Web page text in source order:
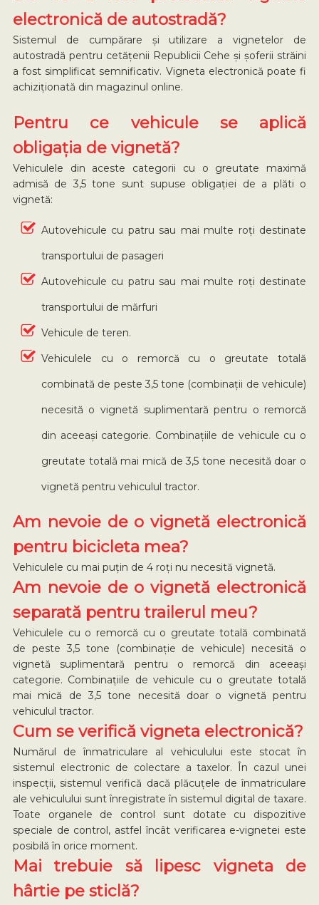
electronică de autostradă?
Sistemul de cumpărare și utilizare a vignetelor de
autostradă pentru cetățenii Republicii Cehe și șoferii străini
a fost simplificat semnificativ. Vigneta electronică poate fi
achiziționată din magazinul online.
Pentru ce vehicule se aplică
obligația de vignetă?
Vehiculele din aceste categorii cu o greutate maximă
admisă de 3,5 tone sunt supuse obligației de a plăti o
vignetă:
Autovehicule cu patru sau mai multe roți destinate
transportului de pasageri
Autovehicule cu patru sau mai multe roți destinate
transportului de mărfuri
Vehicule de teren.
Vehiculele cu o remorcă cu o greutate totală
combinată de peste 3,5 tone (combinații de vehicule)
necesită o vignetă suplimentară pentru o remorcă
din aceeași categorie. Combinațiile de vehicule cu o
greutate totală mai mică de 3,5 tone necesită doar o
vignetă pentru vehiculul tractor.
Am nevoie de o vignetă electronică
pentru bicicleta mea?
Vehiculele cu mai puțin de 4 roți nu necesită vignetă.
Am nevoie de o vignetă electronică
separată pentru trailerul meu?
Vehiculele cu o remorcă cu o greutate totală combinată
de peste 3,5 tone (combinație de vehicule) necesită o
vignetă suplimentară pentru o remorcă din aceeași
categorie. Combinațiile de vehicule cu o greutate totală
mai mică de 3,5 tone necesită doar o vignetă pentru
vehiculul tractor.
Cum se verifică vigneta electronică?
Numărul de înmatriculare al vehiculului este stocat în
sistemul electronic de colectare a taxelor. În cazul unei
inspecții, sistemul verifică dacă plăcuțele de înmatriculare
ale vehiculului sunt înregistrate în sistemul digital de taxare.
Toate organele de control sunt dotate cu dispozitive
speciale de control, astfel încât verificarea e-vignetei este
posibilă în orice moment.
Mai trebuie să lipesc vigneta de
hârtie pe sticlă?